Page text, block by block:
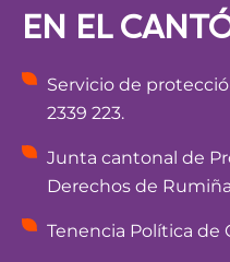
EN EL
Servicio de
2339 223.
Junta cantonal de
Derechos de
Tenencia Política de